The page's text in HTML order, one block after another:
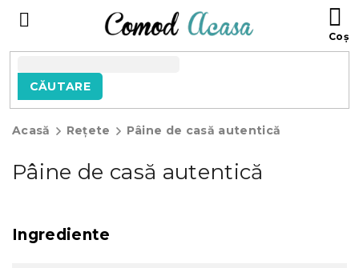
CĂUTARE
Acasă Rețete Pâine de casă autentică
Pâine de casă autentică
Ingrediente